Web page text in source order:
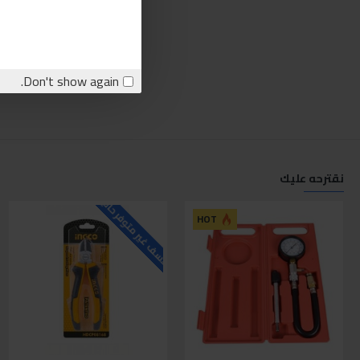
Don't show again.
نقترحه عليك
HOT للاسف غير متوفر حاليا